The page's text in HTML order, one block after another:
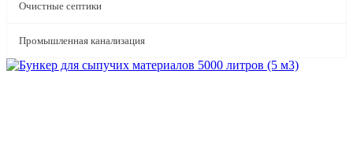
Очистные септики
Промышленная канализация